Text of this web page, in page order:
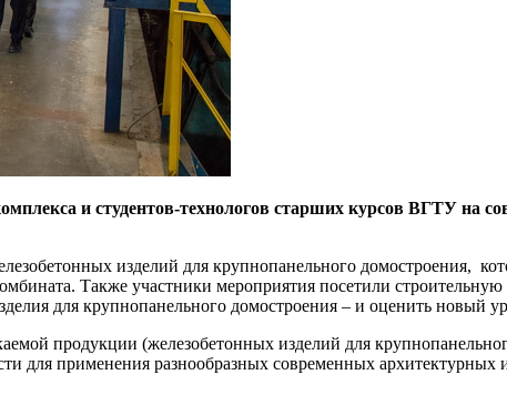
и студентов-технологов старших курсов ВГТУ на
изделий для крупнопанельного домостроения,
Также участники мероприятия посетили
для крупнопанельного домостроения – и оценить новый
продукции (железобетонных изделий для
для применения разнообразных современных